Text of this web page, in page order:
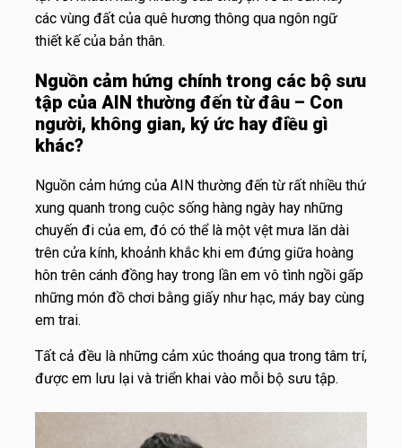
các vùng đất của quê hương thông qua ngôn ngữ
thiết kế của bản thân.
Nguồn cảm hứng chính trong các bộ sưu
tập của AIN thường đến từ đâu – Con
người, không gian, ký ức hay điều gì
khác?
Nguồn cảm hứng của AIN thường đến từ rất nhiều thứ
xung quanh trong cuộc sống hàng ngày hay những
chuyến đi của em, đó có thể là một vệt mưa lăn dài
trên cửa kính, khoảnh khắc khi em đứng giữa hoàng
hôn trên cánh đồng hay trong lần em vô tình ngồi gấp
những món đồ chơi bằng giấy như hạc, máy bay cùng
em trai.
Tất cả đều là những cảm xúc thoáng qua trong tâm trí,
được em lưu lại và triển khai vào mỗi bộ sưu tập.